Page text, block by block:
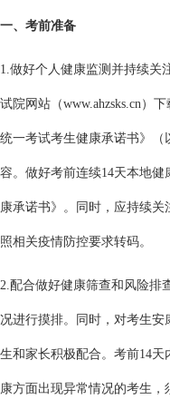
一、考前准备
1.做好个人健康监测并持续关
试院网站（www.ahzsks.cn）
统一考试考生健康承诺书》
容。做好考前连续14天本地
康承诺书》。同时，应持续
照相关疫情防控要求转码。
2.配合做好健康筛查和风险排
况进行摸排。同时，对考生
生和家长积极配合。考前14
康方面出现异常情况的考生，